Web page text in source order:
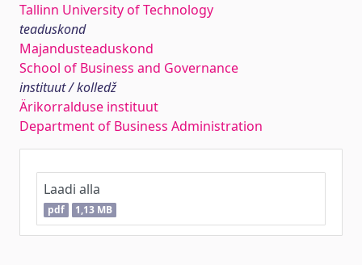
Tallinn University of Technology
teaduskond
Majandusteaduskond
School of Business and Governance
instituut / kolledž
Ärikorralduse instituut
Department of Business Administration
Laadi alla
pdf 1,13 MB